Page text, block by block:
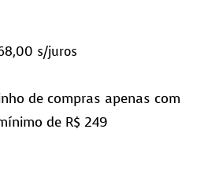
s/juros
de compras apenas com
de R$ 249